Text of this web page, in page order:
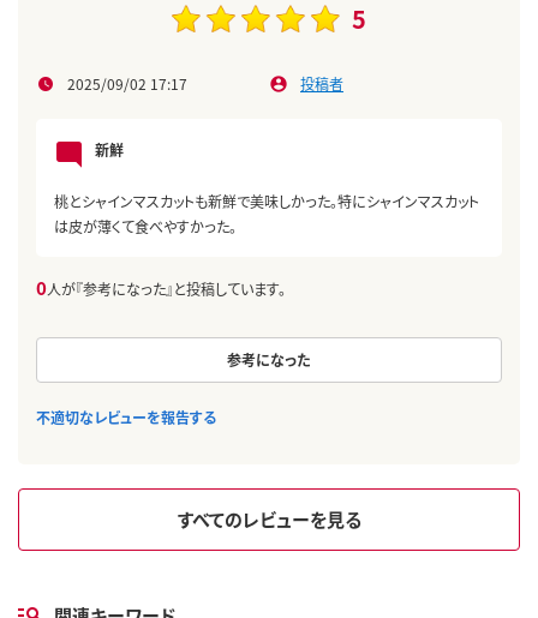
5
2025/09/02 17:17 投稿者
新鮮
桃とシャインマスカットも新鮮で美味しかった。特にシャインマスカット
は皮が薄くて食べやすかった。
0人が『参考になった』と投稿しています。
参考になった
不適切なレビューを報告する
すべてのレビューを見る